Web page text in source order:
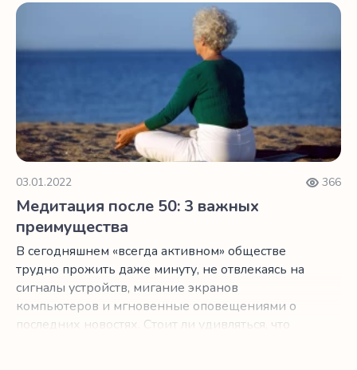
Медитация после 50: 3 важных преимущества
03.01.2022 366
Медитация после 50: 3 важных
преимущества
В сегодняшнем «всегда активном» обществе
трудно прожить даже минуту, не отвлекаясь на
сигналы устройств, мигание экранов
компьютеров и мгновенные оповещениями о
последних новостях. Стоит ли удивляться, что